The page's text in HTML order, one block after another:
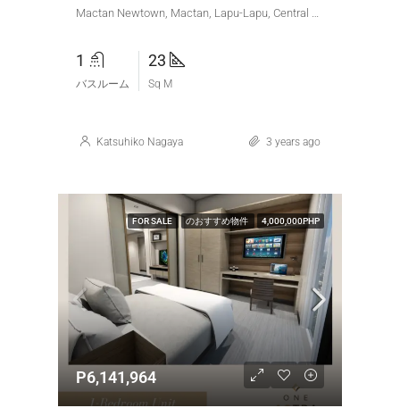
1
バスルーム
23
Sq M
Katsuhiko Nagaya 3 years ago
FOR SALE のおすすめ物件 4,000,000PHP
P6,141,964